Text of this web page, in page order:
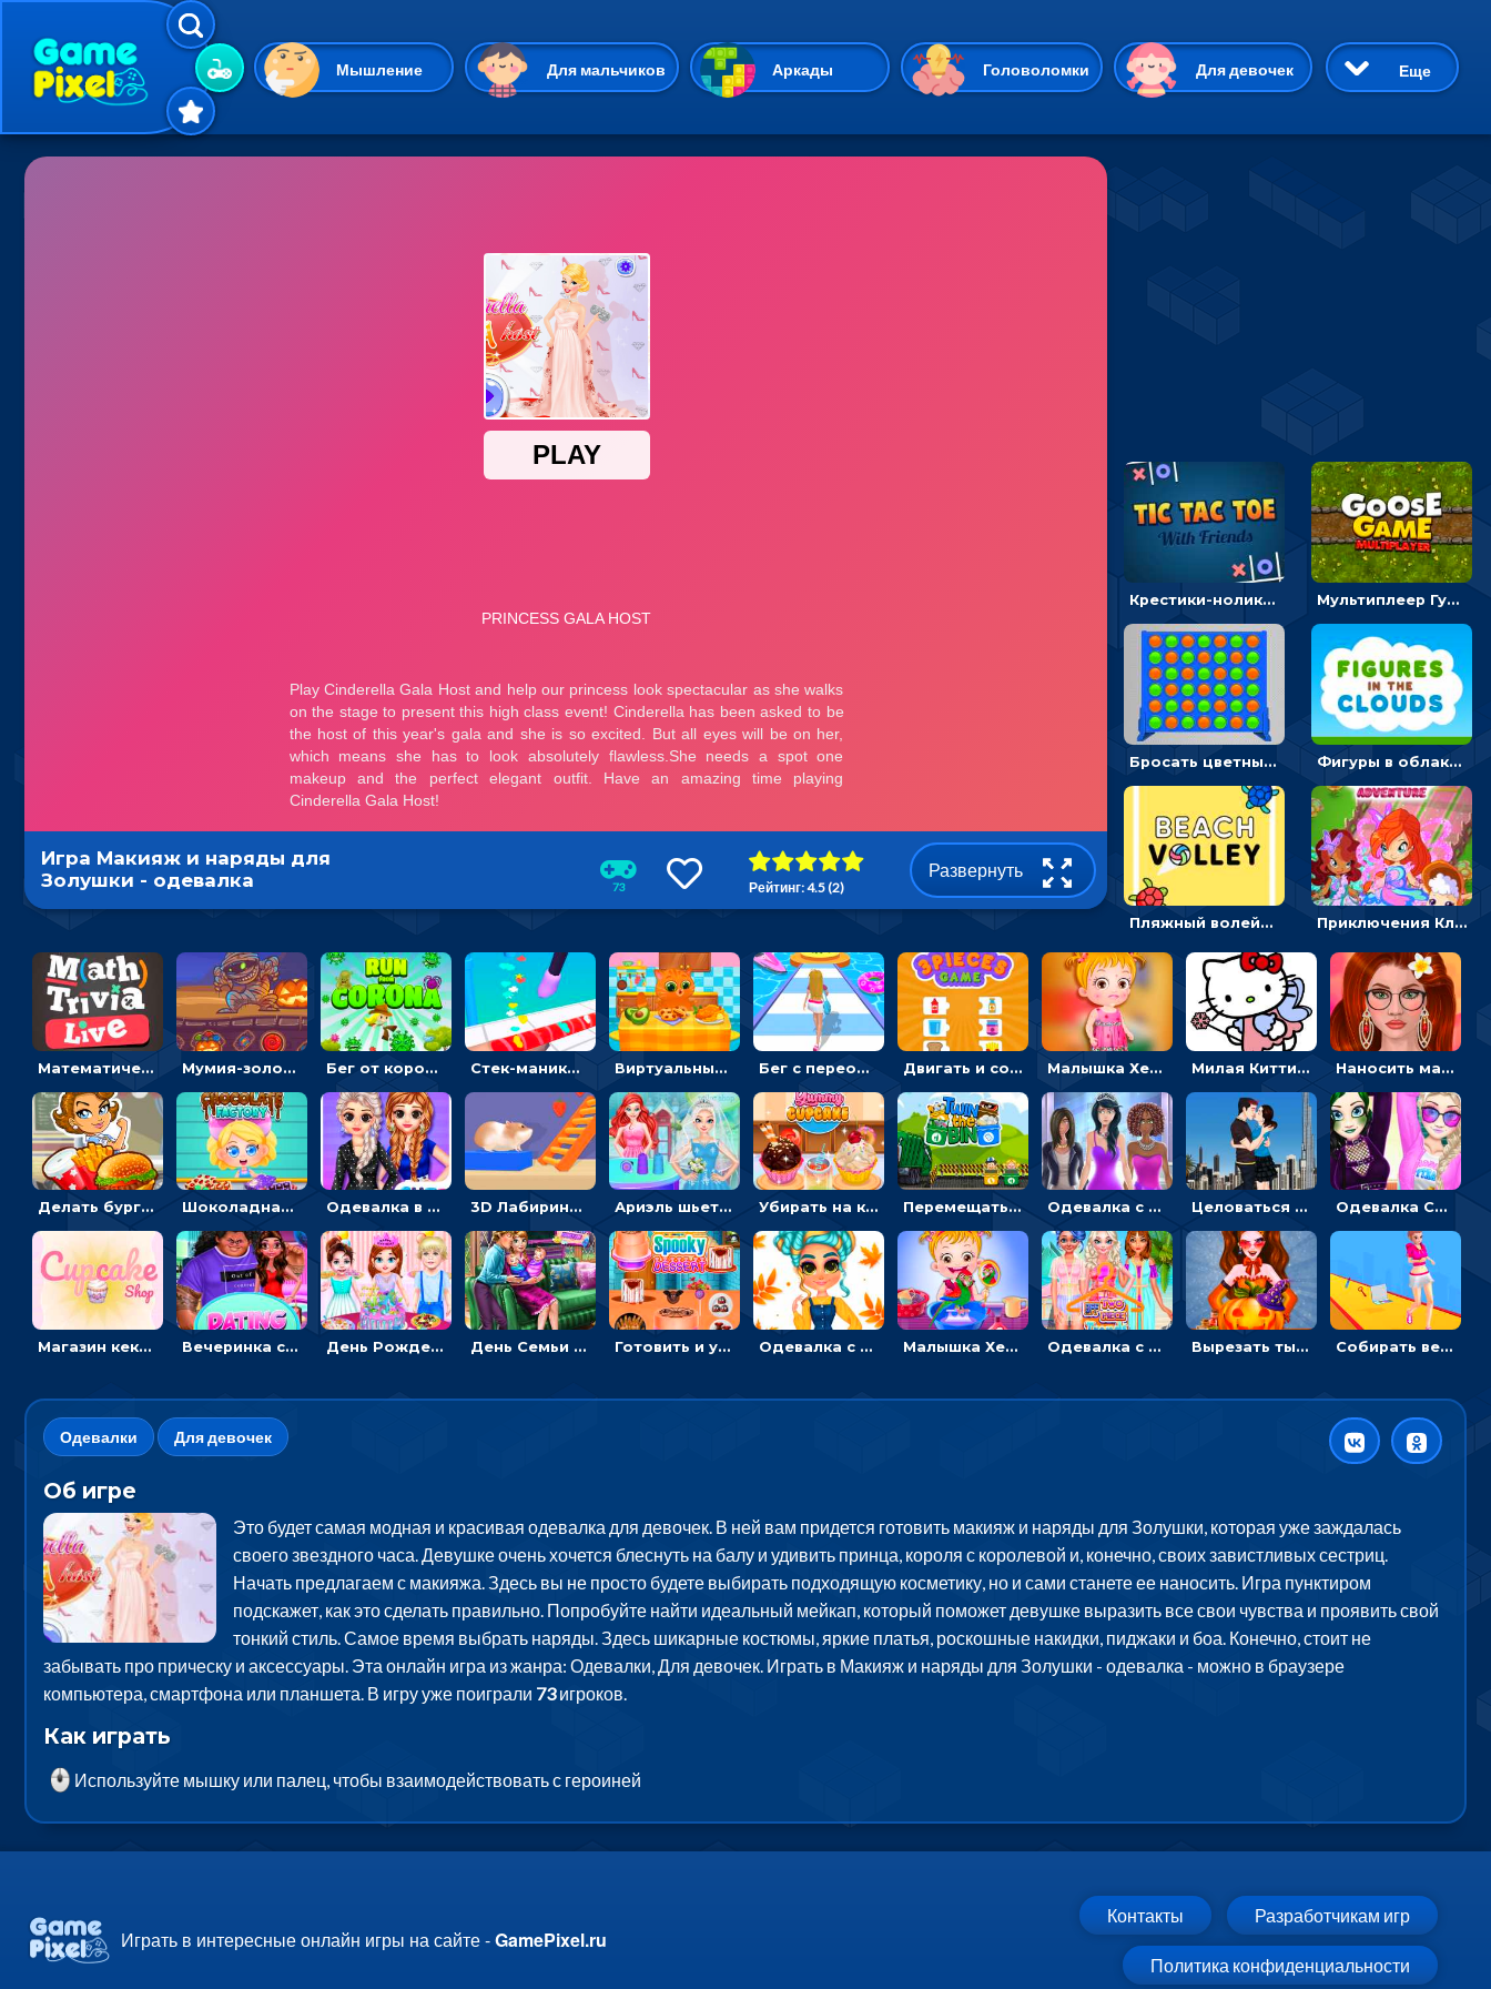
Мышление Для мальчиков Аркады Головоломки Для девочек
Гиперказуальные Казуальные Веселые 3D Приключения
Unity
Симуляторы
Пасьянс
Еще
Крестики-нолики мультиплеер: найди соперника и сразись Мультиплеер Гусь: кидай кости и шагай к финишу
Бросать цветные диски и складывать линии - головоломка Фигуры в облаках: подбери предмет по очертанию – головоломка
Пляжный волейбол с черепахами: лови мяч и пасуй сопернику Приключения Клуба Винкс: менять дорожки, чтобы собирать кристаллы
Игра Макияж и наряды для
Золушки - одевалка
73 Рейтинг: 4.5 (2)
Развернуть
Математическая викторина мультиплеер: решать примеры на время Мумия-золотоискатель: закидывать бинты, чтобы доставать сокровища Бег от коронавируса: держать дистанцию, чтобы не заразиться Стек-маникюр для девочек: красить ногти и избегать пил Виртуальный питомец: ухаживать, кормить, купать рыжего кота Бег с переодеванием: ловить одежду и повторять модные образы - для девочек Двигать и соединять пазлы по смыслу - головоломка для детей Малышка Хейзел заболела ветрянкой: вызывать доктора и лечить Милая Китти для девочек: поиск отличий на картинках Наносить макияж и делать прическу для корейской принцессы
Делать бургеры, чтобы открывать новые ингредиенты - для девочек Шоколадная фабрика для девочек: лущить бобы, готовить и украшать сладости Одевалка в точку и полоску: создавать образы для принцесс и фотографировать 3D Лабиринт хомяка: проходить полосу препятствий, чтобы получать вкусняшки Ариэль шьет свадебные платья для принцесс в салоне - одевалка Убирать на кухне, готовить и печь кексы - для девочек Перемещать героя с корзиной или собирать мусор - гиперказуальная Одевалка с разными стилями: переодевать, красить и выигрывать конкурс красоты Целоваться или отвлекать прохожих от пары - гиперказуальные Одевалка Сражение для девочек-принцесс: софт против гранжа
Магазин кексов: повторять сладости с картинки или продавать вкусняшки Вечеринка свиданий: одевалка для влюбленных День Рождения Тейлор: печь торт для девочки или наряжать именинницу День Семьи Ледяной принцессы: убираться в доме и ухаживать за малышами - для девочек Готовить и украшать десерт на Хэллоуин - для девочек Одевалка с яркими осенними нарядами: собирать образ для прогулки Малышка Хейзел ухаживает за попугаем: лечить и развлекать птичку Одевалка с принцессами на пляже Вырезать тыкву и одевать Харли Квинн - одевалка с карвингом Собирать вещи и преображать девочку, чтобы покорить парня – гиперказуалка
Одевалки Для девочек
Об игре
Это будет самая модная и красивая одевалка для девочек. В ней вам придется готовить макияж и наряды для Золушки, которая уже заждалась
своего звездного часа. Девушке очень хочется блеснуть на балу и удивить принца, короля с королевой и, конечно, своих завистливых сестриц.
Начать предлагаем с макияжа. Здесь вы не просто будете выбирать подходящую косметику, но и сами станете ее наносить. Игра пунктиром
подскажет, как это сделать правильно. Попробуйте найти идеальный мейкап, который поможет девушке выразить все свои чувства и проявить свой
тонкий стиль. Самое время выбрать наряды. Здесь шикарные костюмы, яркие платья, роскошные накидки, пиджаки и боа. Конечно, стоит не
забывать про прическу и аксессуары. Эта онлайн игра из жанра: Одевалки, Для девочек. Играть в Макияж и наряды для Золушки - одевалка - можно в браузере
компьютера, смартфона или планшета. В игру уже поиграли 73игроков.
Как играть
Используйте мышку или палец, чтобы взаимодействовать с героиней
Играть в интересные онлайн игры на сайте -GamePixel.ru
Контакты Разработчикам игр
Политика конфиденциальности